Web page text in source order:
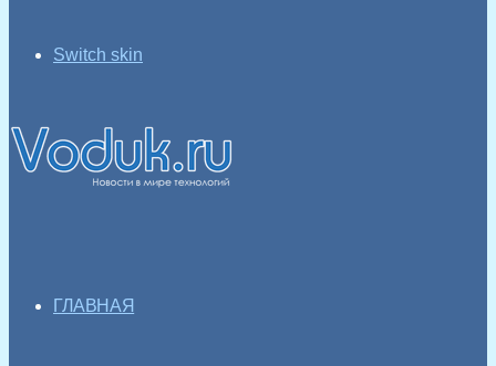
Switch skin
ГЛАВНАЯ